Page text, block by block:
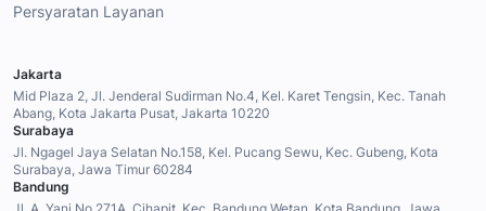
Persyaratan Layanan
Jakarta
Mid Plaza 2, Jl. Jenderal Sudirman No.4, Kel. Karet Tengsin, Kec. Tanah
Abang, Kota Jakarta Pusat, Jakarta 10220
Surabaya
Jl. Ngagel Jaya Selatan No.158, Kel. Pucang Sewu, Kec. Gubeng, Kota
Surabaya, Jawa Timur 60284
Bandung